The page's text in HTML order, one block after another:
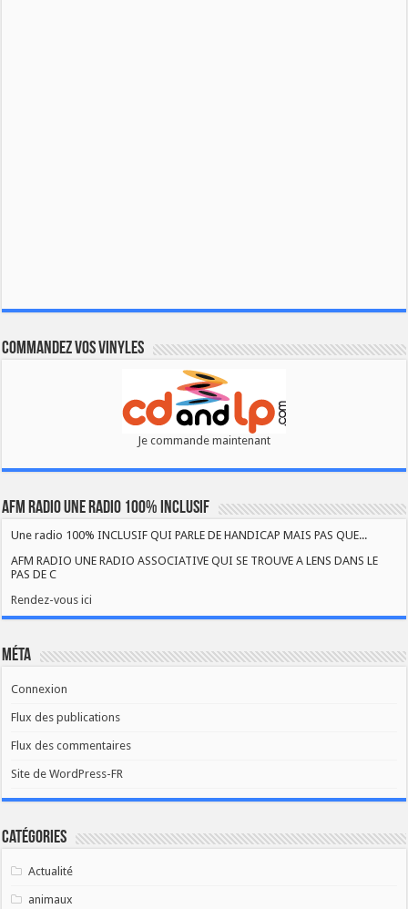
Commandez vos vinyles
Je commande maintenant
AFM RADIO UNE RADIO 100% INCLUSIF
Une radio 100% INCLUSIF QUI PARLE DE HANDICAP MAIS PAS QUE...
AFM RADIO UNE RADIO ASSOCIATIVE QUI SE TROUVE A LENS DANS LE
PAS DE C
Rendez-vous ici
Méta
Connexion
Flux des publications
Flux des commentaires
Site de WordPress-FR
Catégories
Actualité
animaux